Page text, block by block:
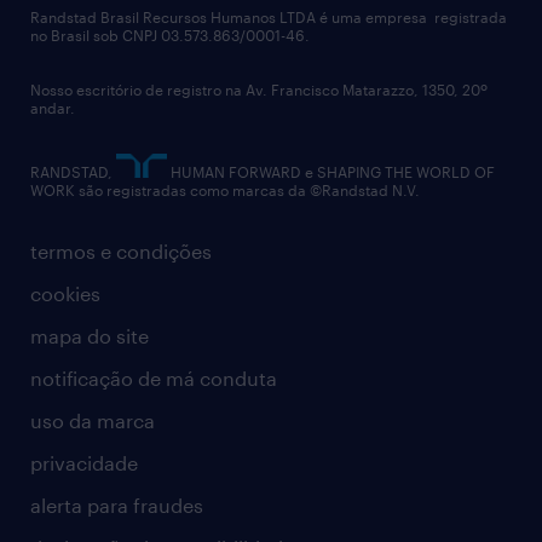
políticas corporativas
relatório anual
termos e condições
cookies
mapa do site
notificação de má conduta
uso da marca
privacidade
alerta para fraudes
Randstad Brasil Recursos Humanos LTDA é uma empresa registrada
no Brasil sob CNPJ 03.573.863/0001-46.
Nosso escritório de registro na Av. Francisco Matarazzo, 1350, 20º
andar.
RANDSTAD,
HUMAN FORWARD e SHAPING THE WORLD OF
WORK são registradas como marcas da ©Randstad N.V.